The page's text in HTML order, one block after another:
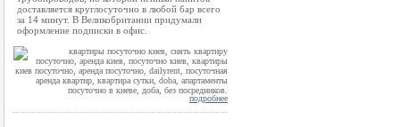
доставляется круглосуточно в любой бар всего
за 14 минут. В Великобритании придумали
оформление подписки в офис.
подробнее